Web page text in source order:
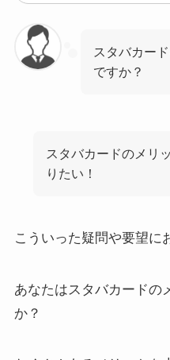
スタバカー
ですか？
スタバカードのメリ
りたい！
こういった疑問や要望に
あなたはスタバカードの
か？